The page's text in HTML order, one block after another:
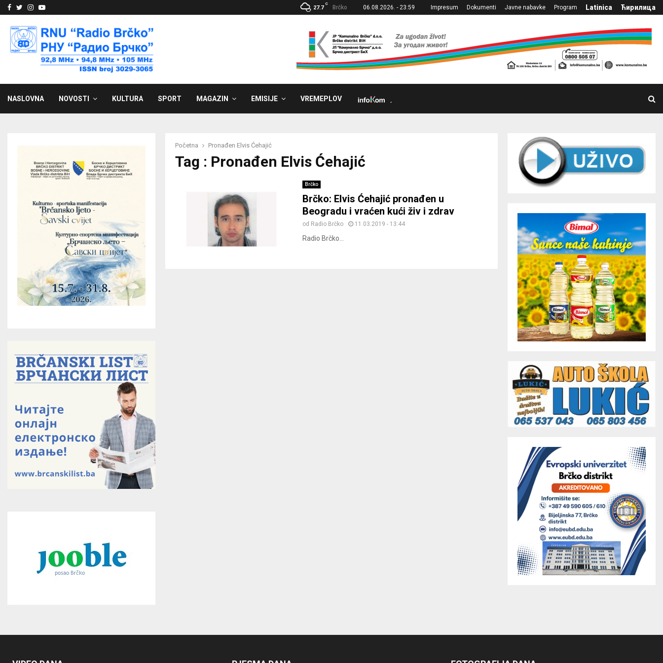
Facebook
Twitter
Instagram
Youtube 27.7
C
Brčko 06.08.2026. - 23:59 Impresum Dokumenti Javne nabavke Program Latinica Ћирилица
NASLOVNA NOVOSTI KULTURA SPORT MAGAZIN EMISIJE VREMEPLOV
Početna Pronađen Elvis Ćehajić
Tag : Pronađen Elvis Ćehajić
Brčko
Brčko: Elvis Ćehajić pronađen u
Beogradu i vraćen kući živ i zdrav
od Radio Brčko 11.03.2019 - 13:44
Radio Brčko...